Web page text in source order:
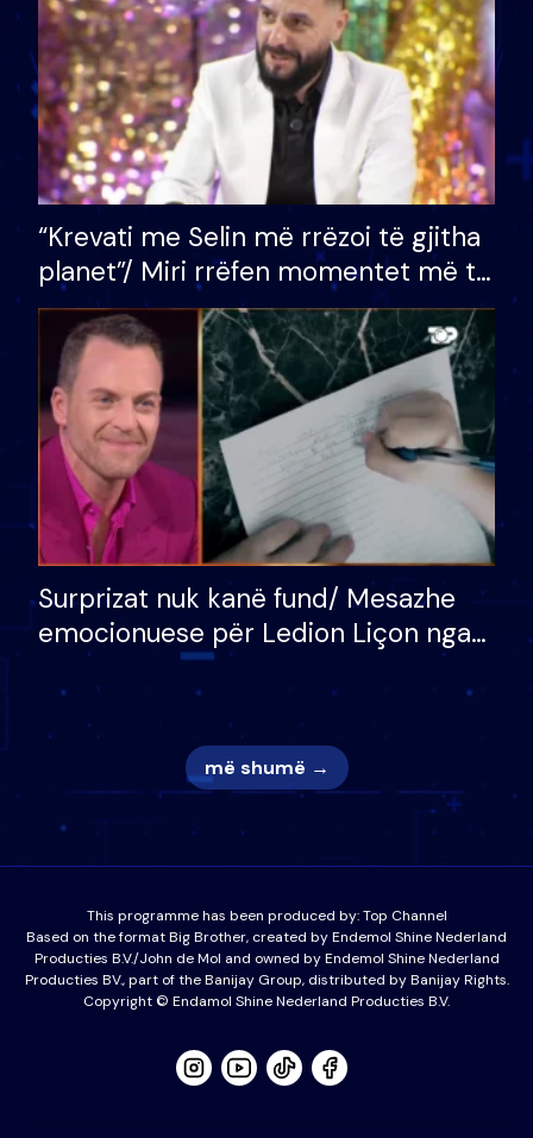
“Krevati me Selin më rrëzoi të gjitha
planet”/ Miri rrëfen momentet më të
bukura në shtëpinë e BB VIP: Do më
mungojë zilja e mëngjesit kur…
Surprizat nuk kanë fund/ Mesazhe
emocionuese për Ledion Liçon nga
nëna dhe fëmijët e tij, moderatori
nuk i mban dot lotët: Nuk meritoj…
më shumë →
This programme has been produced by:Top Channel
Based on the format Big Brother, created by Endemol Shine Nederland
Producties B.V./John de Mol and owned by Endemol Shine Nederland
Producties BV., part of the Banijay Group, distributed by Banijay Rights.
Copyright © Endamol Shine Nederland Producties B.V.